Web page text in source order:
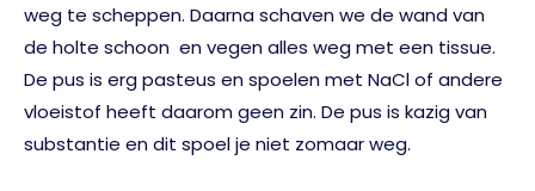
weg te scheppen. Daarna schaven we de wand van
de holte schoon en vegen alles weg met een tissue.
De pus is erg pasteus en spoelen met NaCl of andere
vloeistof heeft daarom geen zin. De pus is kazig van
substantie en dit spoel je niet zomaar weg.